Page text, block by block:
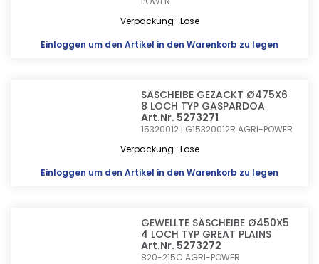
Verpackung : Lose
Einloggen um den Artikel in den Warenkorb zu legen
SÄSCHEIBE GEZACKT Ø475X6
8 LOCH TYP GASPARDOA
Art.Nr. 5273271
15320012 | G15320012RAGRI-POWER
Verpackung : Lose
Einloggen um den Artikel in den Warenkorb zu legen
GEWELLTE SÄSCHEIBE Ø450X5
4 LOCH TYP GREAT PLAINS
Art.Nr. 5273272
820-215CAGRI-POWER